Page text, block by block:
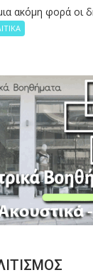
ακόμη φορά οι